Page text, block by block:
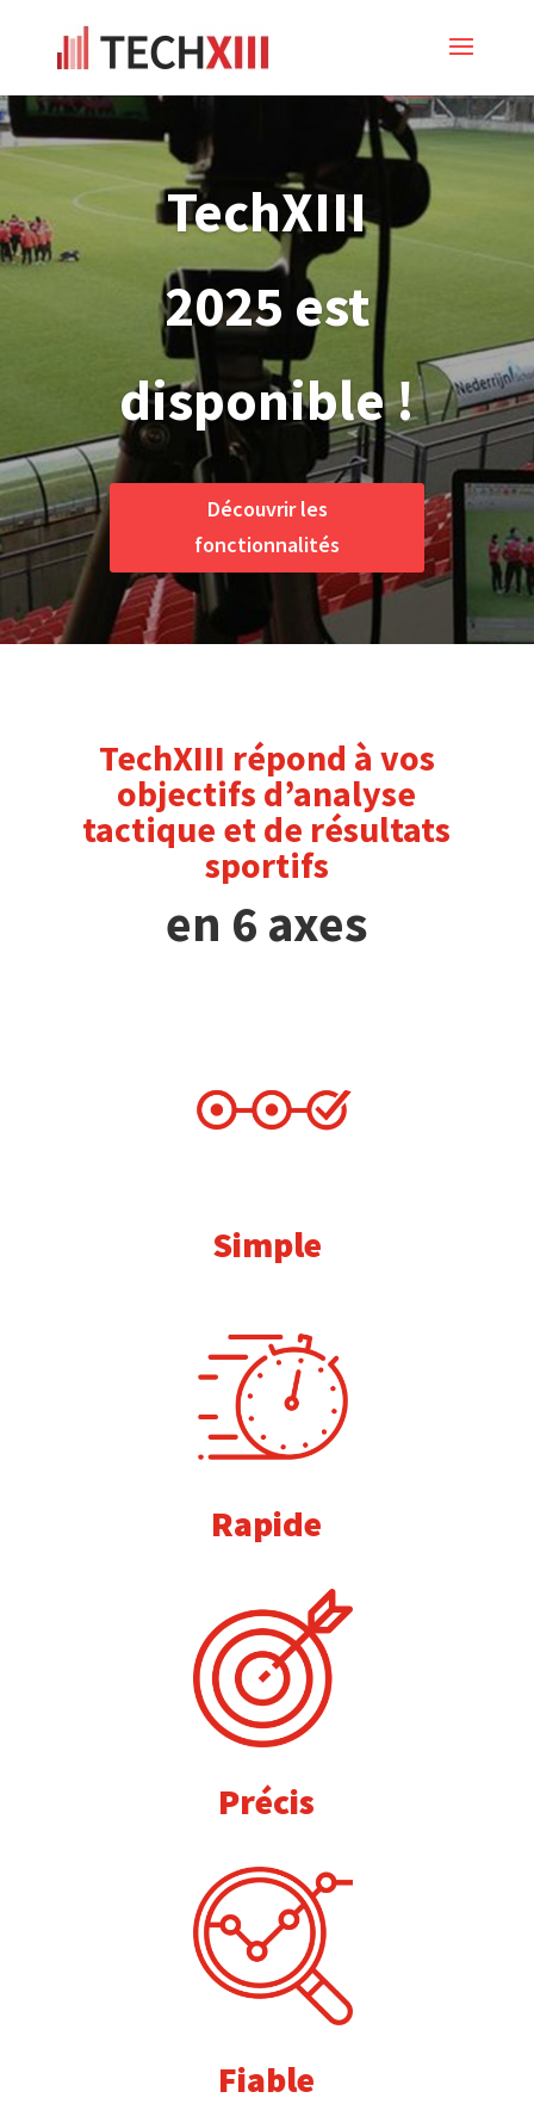
TechXIII
2025 est
disponible !
Découvrir les
fonctionnalités
TechXIII répond à vos
objectifs d’analyse
tactique et de résultats
sportifs
en 6 axes
Simple
Rapide
Précis
Fiable